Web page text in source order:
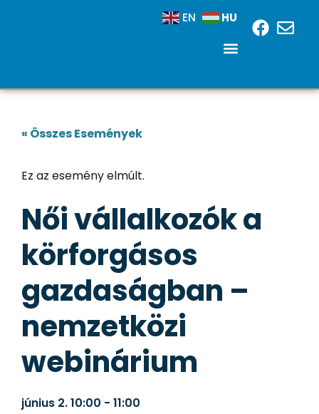
EN HU
« Összes Események
Ez az esemény elmúlt.
Női vállalkozók a
körforgásos
gazdaságban –
nemzetközi
webinárium
június 2.10:00 - 11:00